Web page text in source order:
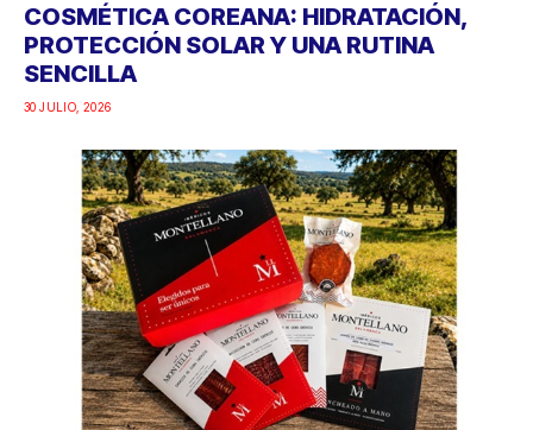
COSMÉTICA COREANA: HIDRATACIÓN,
PROTECCIÓN SOLAR Y UNA RUTINA
SENCILLA
30 JULIO, 2026